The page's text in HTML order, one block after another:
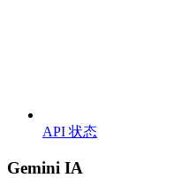
API 状态
Gemini IA